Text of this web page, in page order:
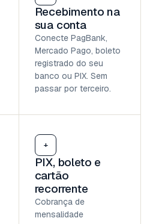
Recebimento na
sua conta
Conecte PagBank,
Mercado Pago, boleto
registrado do seu
banco ou PIX. Sem
passar por terceiro.
+
PIX, boleto e
cartão
recorrente
Cobrança de
mensalidade